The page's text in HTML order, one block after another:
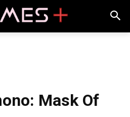
Mask Of